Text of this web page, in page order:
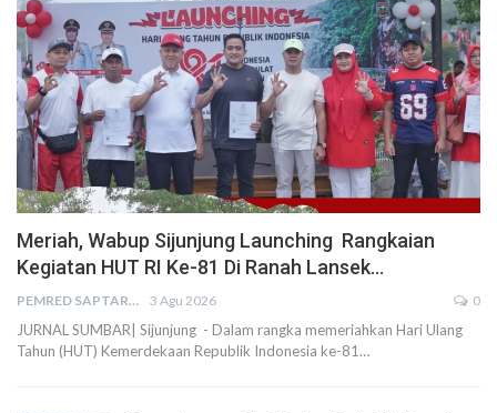
Meriah, Wabup Sijunjung Launching Rangkaian
Kegiatan HUT RI Ke-81 Di Ranah Lansek…
PEMRED SAPTARIUS 3 Agu 2026 0
JURNAL SUMBAR| Sijunjung - Dalam rangka memeriahkan Hari Ulang
Tahun (HUT) Kemerdekaan Republik Indonesia ke-81…